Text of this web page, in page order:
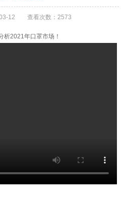
03-12 查看次数：2573
析2021年口罩市场！